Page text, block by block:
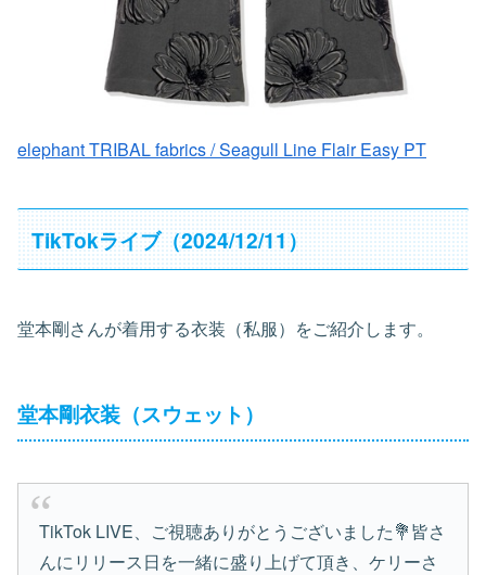
elephant TRIBAL fabrics / Seagull Line Flair Easy PT
TikTokライブ（2024/12/11）
堂本剛さんが着用する衣装（私服）をご紹介します。
堂本剛衣装（スウェット）
TikTok LIVE、ご視聴ありがとうございました💐皆さ
んにリリース日を一緒に盛り上げて頂き、ケリーさ